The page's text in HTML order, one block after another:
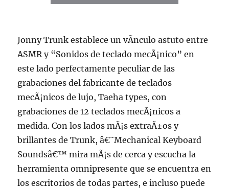
Jonny Trunk establece un vÃ­nculo astuto entre
ASMR y “Sonidos de teclado mecÃ¡nico” en
este lado perfectamente peculiar de las
grabaciones del fabricante de teclados
mecÃ¡nicos de lujo, Taeha types, con
grabaciones de 12 teclados mecÃ¡nicos a
medida. Con los lados mÃ¡s extraÃ±os y
brillantes de Trunk, â€˜Mechanical Keyboard
Soundsâ€™ mira mÃ¡s de cerca y escucha la
herramienta omnipresente que se encuentra en
los escritorios de todas partes, e incluso puede